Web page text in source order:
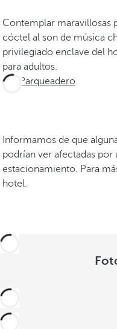
Contemplar maravillosas
cóctel al son de música
privilegiado enclave del
para adultos.
Parqueadero
Informamos de que
podrían ver afectadas por
estacionamiento. Para
hotel.